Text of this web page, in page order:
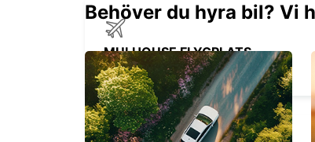
MULHOUSE FLYGPLATS
SAINT-LOUIS - FRANCE
Behöver du hyra bil? Vi